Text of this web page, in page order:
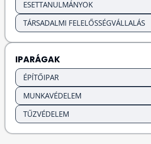
ESETTANULMÁNYOK
TÁRSADALMI FELELŐSSÉGVÁLLALÁS
IPARÁGAK
ÉPÍTŐIPAR
MUNKAVÉDELEM
TŰZVÉDELEM